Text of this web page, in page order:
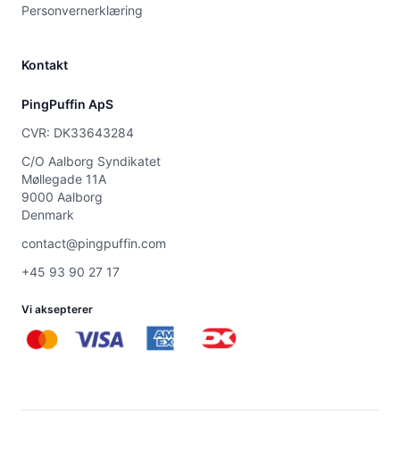
Personvernerklæring
Kontakt
PingPuffin ApS
CVR: DK33643284
C/O Aalborg Syndikatet
Møllegade 11A
9000 Aalborg
Denmark
contact@pingpuffin.com
+45 93 90 27 17
Vi aksepterer